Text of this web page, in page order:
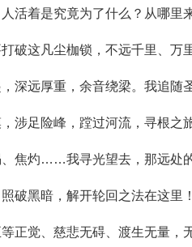
活着是究竟为了什么？从哪里
破这凡尘枷锁，不远千里、万
深远厚重，余音绕梁。我追随
涉足险峰，蹚过河流，寻根之
焦灼……我寻光望去，那远处
破黑暗，解开轮回之法在这里！
正觉、慈悲无碍、渡生无量，